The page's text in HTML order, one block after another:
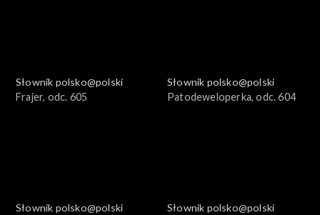
Słownik polsko@polski
Frajer, odc. 605
Słownik polsko@polski
Patodeweloperka, odc. 604
Słownik polsko@polski
Słownik polsko@polski